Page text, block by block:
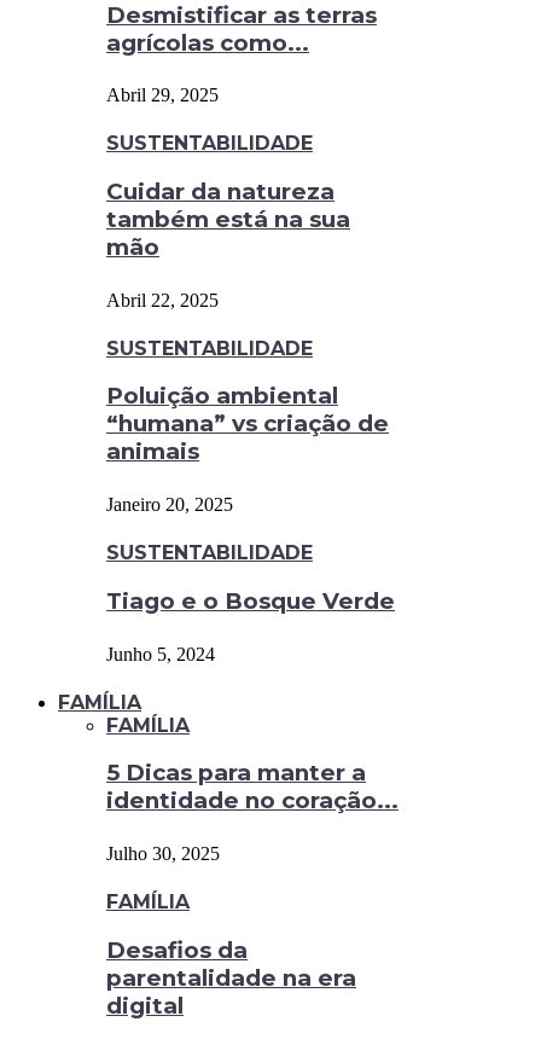
Desmistificar as terras
agrícolas como...
Abril 29, 2025
SUSTENTABILIDADE
Cuidar da natureza
também está na sua
mão
Abril 22, 2025
SUSTENTABILIDADE
Poluição ambiental
“humana” vs criação de
animais
Janeiro 20, 2025
SUSTENTABILIDADE
Tiago e o Bosque Verde
Junho 5, 2024
FAMÍLIA
FAMÍLIA
5 Dicas para manter a
identidade no coração...
Julho 30, 2025
FAMÍLIA
Desafios da
parentalidade na era
digital